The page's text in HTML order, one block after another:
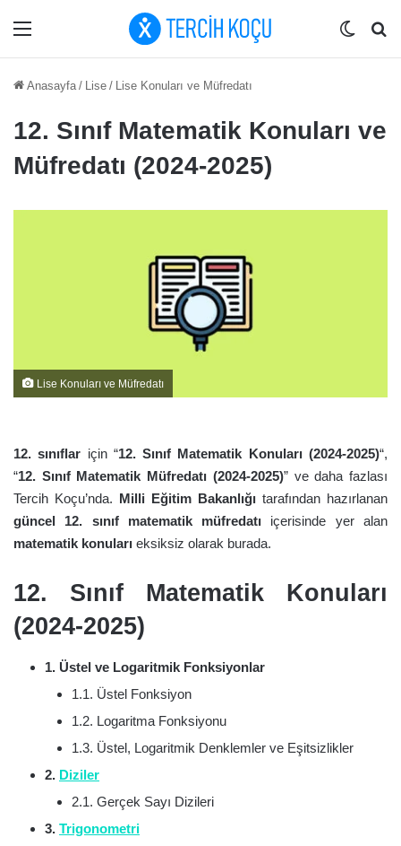
Menü Dış
Anasayfa / Lise / Lise Konuları ve Müfredatı
12. Sınıf Matematik Konuları ve
Müfredatı (2024-2025)
Lise Konuları ve Müfredatı
12. sınıflar için “12. Sınıf Matematik Konuları (2024-2025)“,
“12. Sınıf Matematik Müfredatı (2024-2025)” ve daha fazlası
Tercih Koçu’nda. Milli Eğitim Bakanlığı tarafından hazırlanan
güncel 12. sınıf matematik müfredatı içerisinde yer alan
matematik konuları eksiksiz olarak burada.
12. Sınıf Matematik Konuları
(2024-2025)
1. Üstel ve Logaritmik Fonksiyonlar
1.1. Üstel Fonksiyon
1.2. Logaritma Fonksiyonu
1.3. Üstel, Logaritmik Denklemler ve Eşitsizlikler
2. Diziler
2.1. Gerçek Sayı Dizileri
3. Trigonometri